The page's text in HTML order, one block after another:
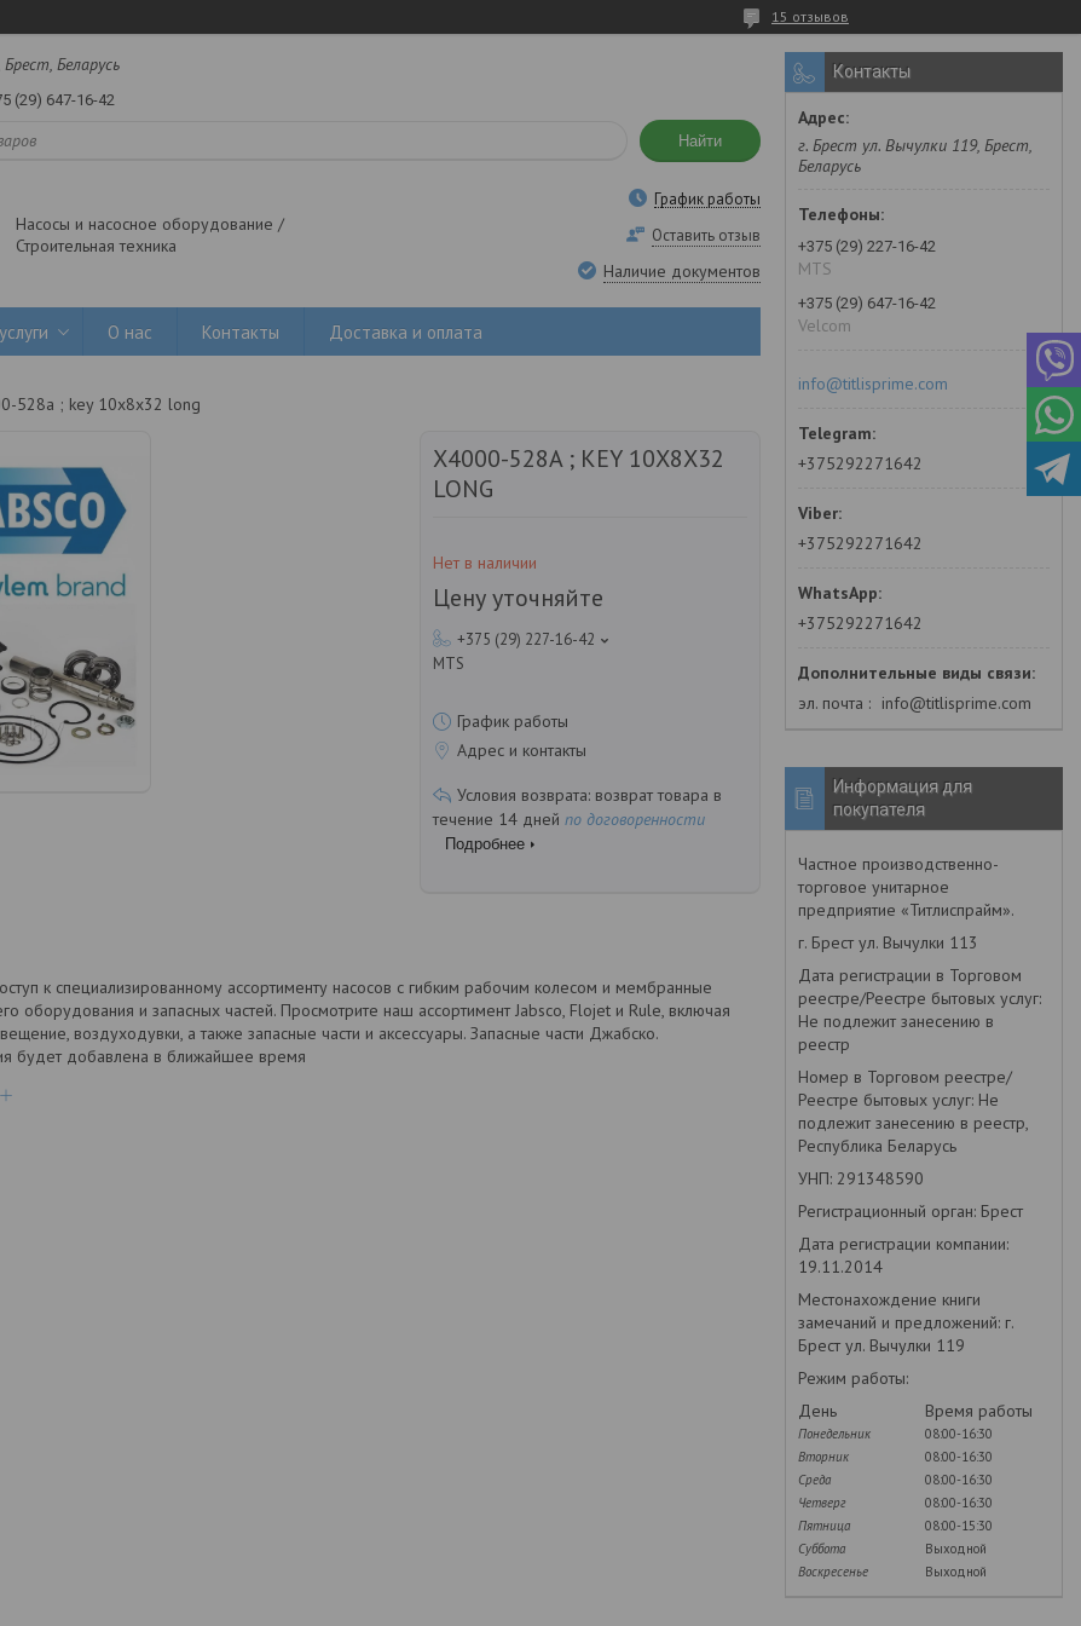
15 отзывов
Беларусь
(29) 647-16-42
Найти
Насосы и насосное оборудование /
Строительная техника
График работы
Оставить отзыв
Наличие документов
О нас Контакты Доставка и оплата
528a ; key 10x8x32 long
X4000-528A ; KEY 10X8X32
LONG
Нет в наличии
Цену уточняйте
+375 (29) 227-16-42
MTS
График работы
Адрес и контакты
возврат товара в
течение 14 дней по договоренности
Подробнее
к специализированному ассортименту насосов с гибким рабочим колесом и мембранные
оборудования и запасных частей. Просмотрите наш ассортимент Jabsco, Flojet и Rule, включая
воздуходувки, а также запасные части и аксессуары. Запасные части Джабско.
будет добавлена в ближайшее время
Контакты
г. Брест ул. Вычулки 119, Брест,
Беларусь
+375 (29) 227-16-42
MTS
+375 (29) 647-16-42
Velcom
info@titlisprime.com
+375292271642
+375292271642
+375292271642
эл. почта info@titlisprime.com
Информация для
покупателя
Частное производственно-
торговое унитарное
предприятие «Титлиспрайм».
г. Брест ул. Вычулки 113
Дата регистрации в Торговом
реестре/Реестре бытовых услуг:
Не подлежит занесению в
реестр
Номер в Торговом реестре/
Реестре бытовых услуг: Не
подлежит занесению в реестр,
Республика Беларусь
УНП: 291348590
Регистрационный орган: Брест
Дата регистрации компании:
19.11.2014
Местонахождение книги
замечаний и предложений: г.
Брест ул. Вычулки 119
Режим работы:
День
Время работы
Понедельник
08:00-16:30
Вторник
08:00-16:30
Среда
08:00-16:30
Четверг
08:00-16:30
Пятница
08:00-15:30
Суббота
Выходной
Воскресенье
Выходной